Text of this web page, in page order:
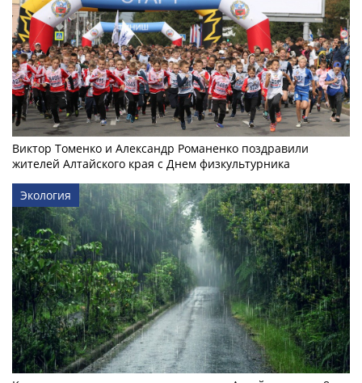
Виктор Томенко и Александр Романенко поздравили
жителей Алтайского края с Днем физкультурника
Экология